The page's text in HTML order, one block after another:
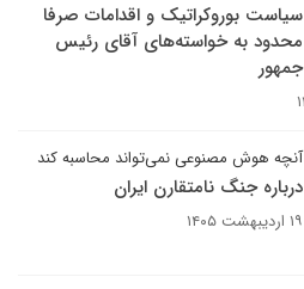
سیاست بوروکراتیک و اقدامات صرفا
محدود به خواسته‌های آقای رئیس
جمهور
آنچه هوش مصنوعی نمی‌تواند محاسبه کند
درباره جنگ نامتقارن ایران
۱۹ اردیبهشت ۱۴۰۵